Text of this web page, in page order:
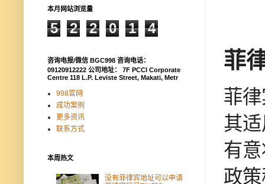
菲
菲
其
有
政
本月网站浏览量
5 2 2 0 1 4
咨询电报/微信 BGC998 咨询电话：
09120912222 公司地址： 7F PCCI Corporate
Centre 118 L.P. Leviste Street, Makati, Metr
998官网
成功案例
更多资讯
联系方式
本周热文
没有菲律宾地址可以申请